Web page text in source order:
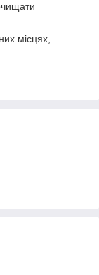
місцях,